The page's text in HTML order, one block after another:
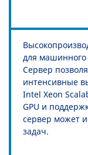
для
Сервер
интенсивные
Intel Xeon
GPU и
сервер может
задач.